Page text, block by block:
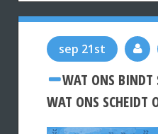
sep 21st
WAT ONS BINDT
WAT ONS SCHEIDT